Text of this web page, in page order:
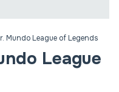
Mundo League of Legends
League